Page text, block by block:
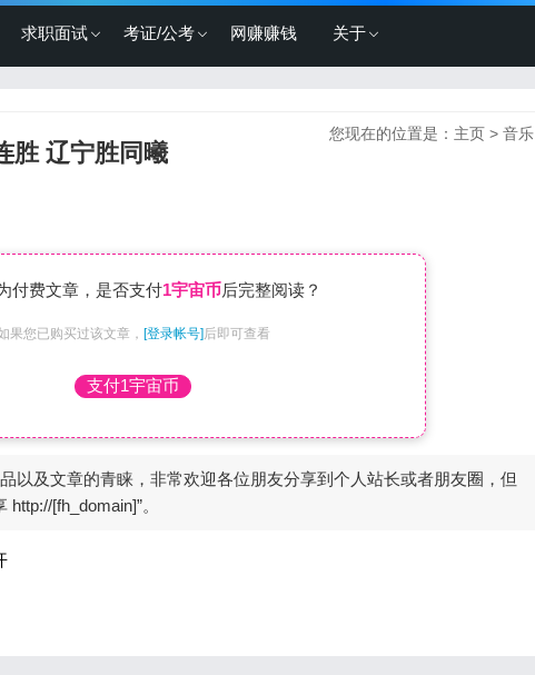
求职面试 考证/公考 网赚赚钱 关于
您现在的位置是： 主页 > 音乐
胜 辽宁胜同曦
付费文章，是否支付1宇宙币后完整阅读？
果您已购买过该文章， [登录帐号]后即可查看
支付1宇宙币
以及文章的青睐，非常欢迎各位朋友分享到个人站长或者朋友圈，但
[fh_domain]”。